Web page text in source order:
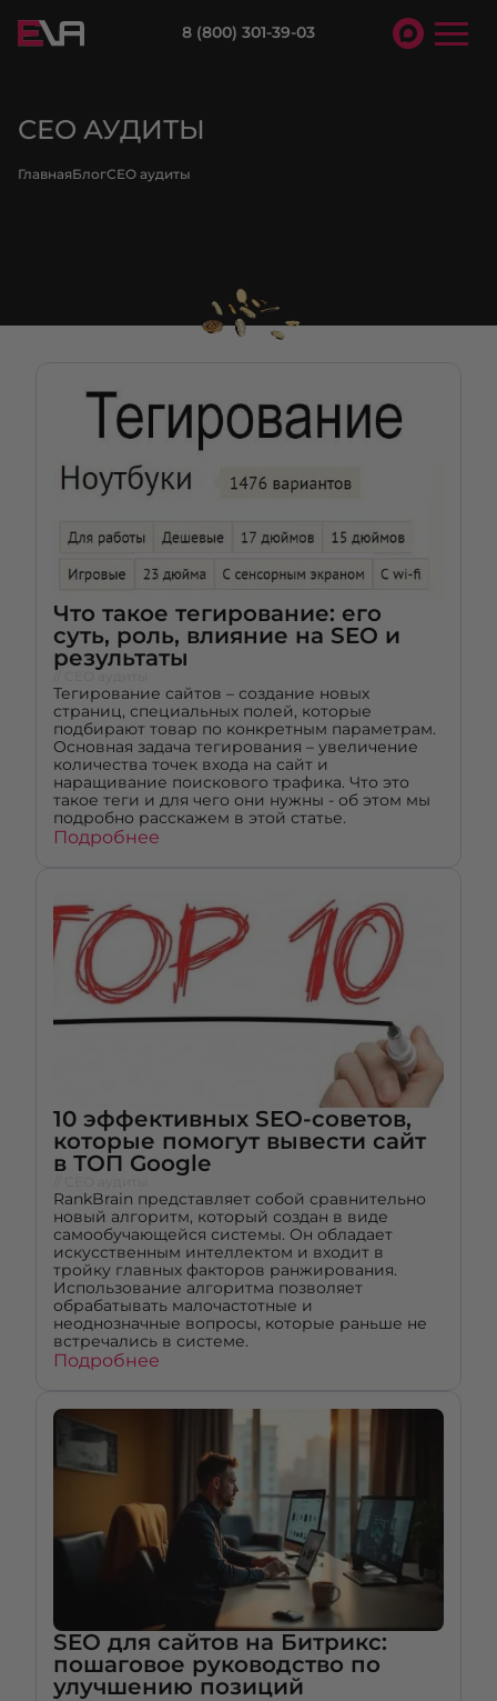
8 (800) 301-39-03
СЕО АУДИТЫ
ГлавнаяБлогСЕО аудиты
Что такое тегирование: его
суть, роль, влияние на SEO и
результаты
Тегирование сайтов – создание новых
страниц, специальных полей, которые
подбирают товар по конкретным параметрам.
Основная задача тегирования – увеличение
количества точек входа на сайт и
наращивание поискового трафика. Что это
такое теги и для чего они нужны - об этом мы
подробно расскажем в этой статье.
Подробнее
10 эффективных SEO-советов,
которые помогут вывести сайт
в ТОП Google
RankBrain представляет собой сравнительно
новый алгоритм, который создан в виде
самообучающейся системы. Он обладает
искусственным интеллектом и входит в
тройку главных факторов ранжирования.
Использование алгоритма позволяет
обрабатывать малочастотные и
неоднозначные вопросы, которые раньше не
встречались в системе.
Подробнее
SEO для сайтов на Битрикс:
пошаговое руководство по
улучшению позиций